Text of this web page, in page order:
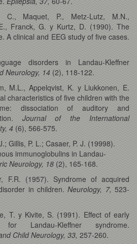
C., Maquet, P., Metz-Lutz, M.N.,
Franck, G. y Kurtz, D. (1990). The
A clinical and EEG study of five cases.
disorders in Landau-Kleffner
Neurology, 14 (2), 118-122.
M.L., Appelqvist, K. y Liukkonen, E.
characteristics of five children with the
dissociation of auditory and
Journal of the International
4 (6), 566-575.
Gillis, P. L.; Casaer, P. J. (19998).
immunoglobulins in Landau-
Neurology, 18 (2), 165-168.
F.R. (1957). Syndrome of acquired
in children.Neurology, 7, 523-
T. y Kivite, S. (1991). Effect of early
Landau-Kleffner syndrome.
Child Neurology, 33, 257-260.